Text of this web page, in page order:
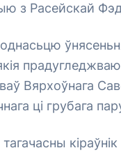
з Расейскай
Вярхоўнага
ці грубага